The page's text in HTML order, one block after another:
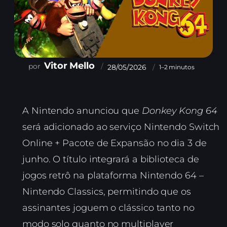
Vitor Mello 28/05/2026 1–2 minutos
A Nintendo anunciou que Donkey Kong 64
será adicionado ao serviço Nintendo Switch
Online + Pacote de Expansão no dia 3 de
junho. O título integrará a biblioteca de
jogos retrô na plataforma Nintendo 64 –
Nintendo Classics, permitindo que os
assinantes joguem o clássico tanto no
modo solo quanto no multiplayer